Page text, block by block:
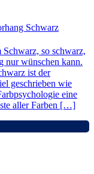
Schwarz
so schwarz,
nur wünschen kann.
ist der
geschrieben wie
eine
aller Farben […]